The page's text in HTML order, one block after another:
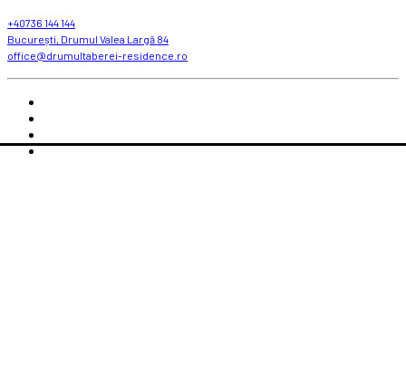
+40736 144 144
București, Drumul Valea Largă 84
office@drumultaberei-residence.ro